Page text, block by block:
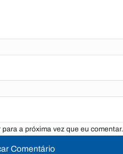
a próxima vez que eu comentar.
Comentário